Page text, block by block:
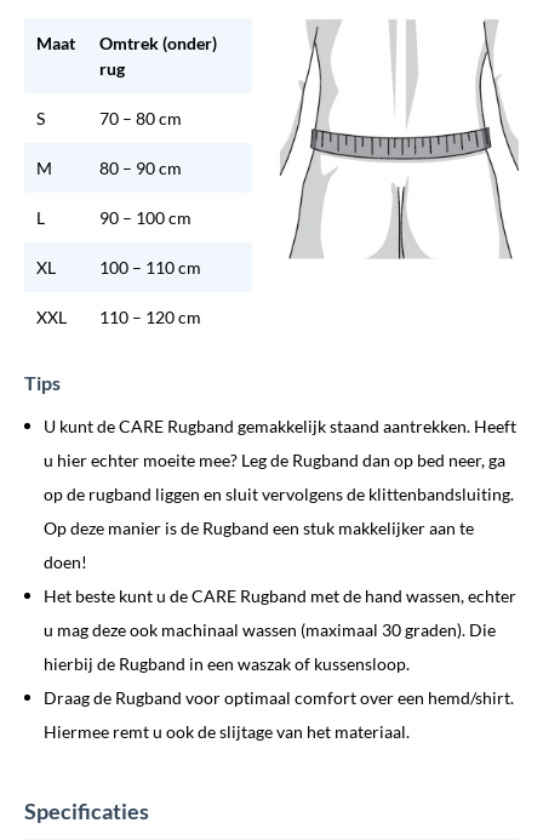
Maat
Omtrek (onder)
rug
S 70 – 80 cm
M 80 – 90 cm
L 90 – 100 cm
XL 100 – 110 cm
XXL 110 – 120 cm
Tips
U kunt de CARE Rugband gemakkelijk staand aantrekken. Heeft
u hier echter moeite mee? Leg de Rugband dan op bed neer, ga
op de rugband liggen en sluit vervolgens de klittenbandsluiting.
Op deze manier is de Rugband een stuk makkelijker aan te
doen!
Het beste kunt u de CARE Rugband met de hand wassen, echter
u mag deze ook machinaal wassen (maximaal 30 graden). Die
hierbij de Rugband in een waszak of kussensloop.
Draag de Rugband voor optimaal comfort over een hemd/shirt.
Hiermee remt u ook de slijtage van het materiaal.
Specificaties